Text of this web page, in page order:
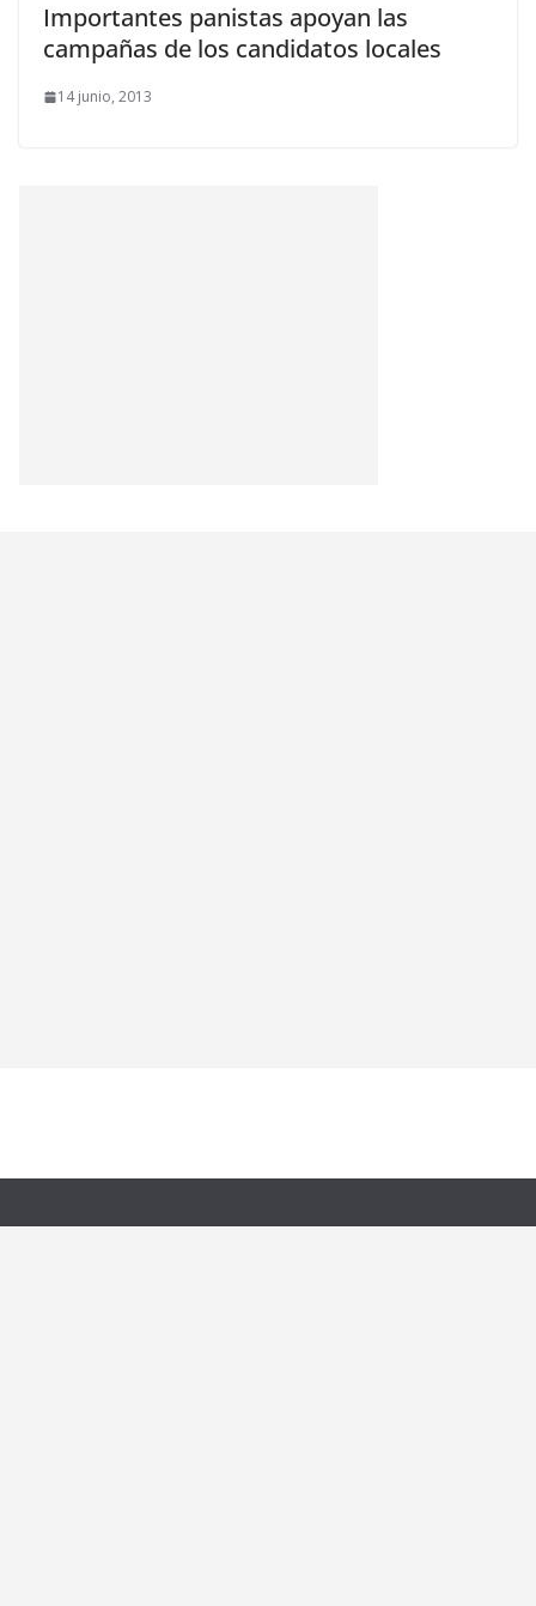
Importantes panistas apoyan las
campañas de los candidatos locales
14 junio, 2013